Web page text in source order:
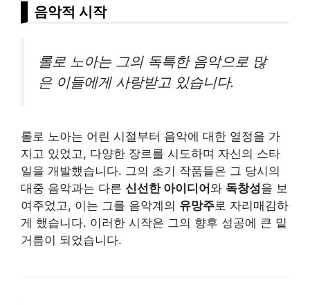
음악적 시작
롤로 노아는 그의 독특한 음악으로 많
은 이들에게 사랑받고 있습니다.
롤로 노아는 어린 시절부터 음악에 대한 열정을 가
지고 있었고, 다양한 장르를 시도하며 자신의 스타
일을 개발했습니다. 그의 초기 작품들은 그 당시의
대중 음악과는 다른 신선한 아이디어와 독창성을 보
여주었고, 이는 그를 음악계의 유망주로 자리매김하
게 했습니다. 이러한 시작은 그의 향후 성공에 큰 밑
거름이 되었습니다.